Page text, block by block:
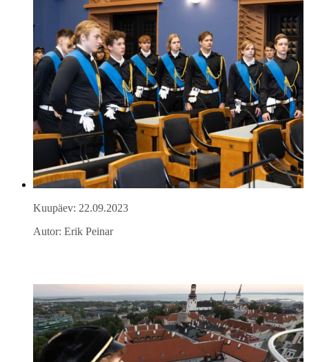
Kuupäev: 22.09.2023
Autor: Erik Peinar